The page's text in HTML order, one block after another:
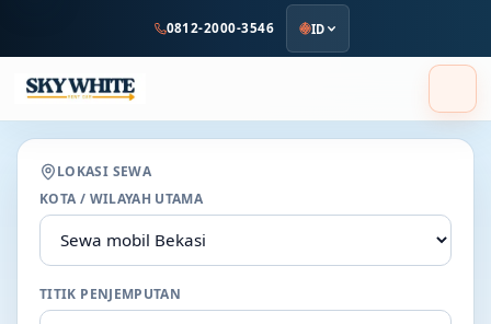
utama
0812-2000-3546 ID
LOKASI SEWA
KOTA / WILAYAH UTAMA
TITIK PENJEMPUTAN